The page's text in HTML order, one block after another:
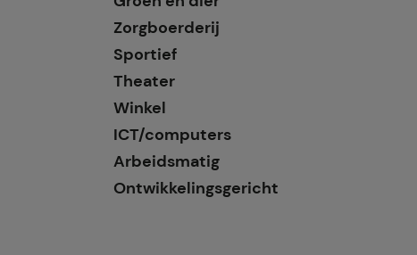
Zorgboerderij
Sportief
Theater
Winkel
ICT/computers
Arbeidsmatig
Ontwikkelingsgericht